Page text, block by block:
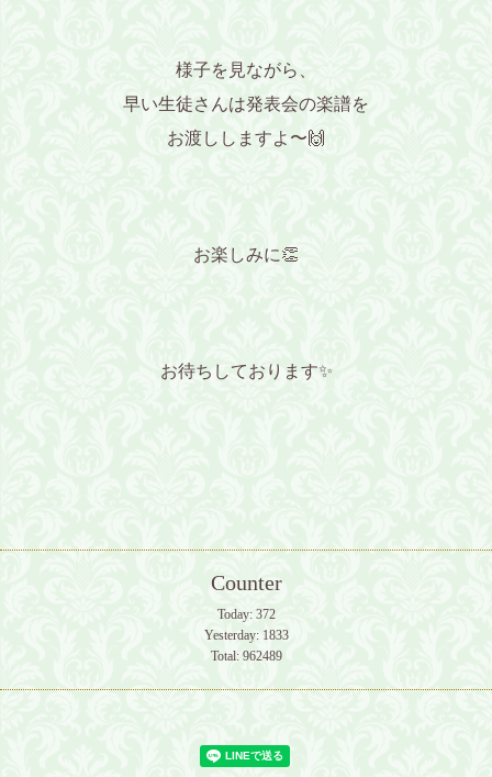
様子を見ながら、
早い生徒さんは発表会の楽譜を
お渡ししますよ〜🙌
お楽しみに👏
お待ちしております✨️
Counter
Today: 372
Yesterday: 1833
Total: 962489